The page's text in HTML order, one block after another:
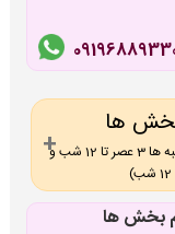
بخش ها
ساعات غیر اداری (همه روزه 6 عصر تا 12 شب، پنج شنبه ها 3 عصر تا 12 شب و
بخش ها